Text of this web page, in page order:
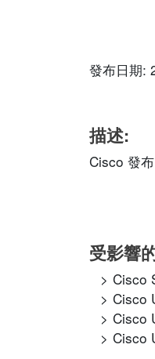
發布日期:
描述:
Cisco 發
受影響
Cisco
Cisco
Cisco
Cisco